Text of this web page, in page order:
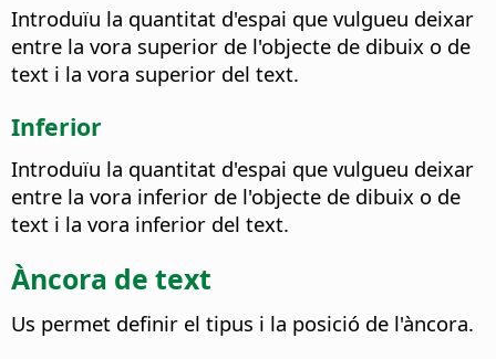
Introduïu la quantitat d'espai que vulgueu deixar
entre la vora superior de l'objecte de dibuix o de
text i la vora superior del text.
Inferior
Introduïu la quantitat d'espai que vulgueu deixar
entre la vora inferior de l'objecte de dibuix o de
text i la vora inferior del text.
Àncora de text
Us permet definir el tipus i la posició de l'àncora.